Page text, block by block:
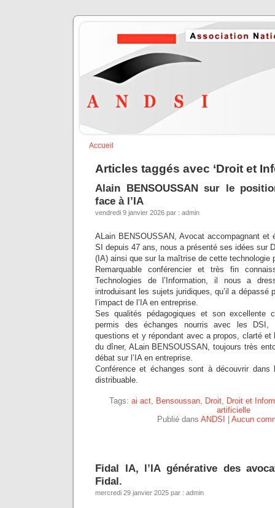
Accueil
Articles taggés avec ‘Droit et
Alain BENSOUSSAN sur le
face à l’IA
vendredi 9 janvier 2026 par : admin
ALain BENSOUSSAN, Avocat accompagnant et
SI depuis 47 ans, nous a présenté ses idées sur
(IA) ainsi que sur la maîtrise de cette technologie
Remarquable conférencier et très fin
Technologies de l’Information, il nous a
introduisant les sujets juridiques, qu’il a dépassé
l’impact de l’IA en entreprise.
Ses qualités pédagogiques et son excellente
permis des échanges nourris avec les DSI,
questions et y répondant avec a propos, clarté et
du dîner, ALain BENSOUSSAN, toujours très
débat sur l’IA en entreprise.
Conférence et échanges sont à découvrir
distribuable.
Tags: ai act, Bensoussan, Droit, Droit et
artificielle
Publié dans ANDSI Aucun
Fidal IA, l’IA générative des
Fidal.
mercredi 29 janvier 2025 par : admin